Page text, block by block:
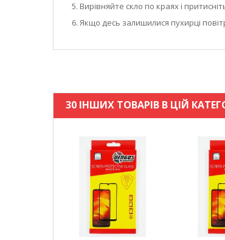
5. Вирівняйте скло по краях і
6. Якщо десь залишилися пухирці
30 ІНШИХ ТОВАРІВ В ЦІЙ